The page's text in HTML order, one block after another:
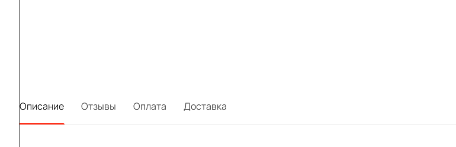
Описание Отзывы Оплата Доставка